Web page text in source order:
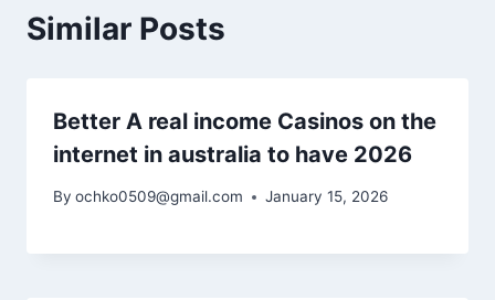
Similar Posts
Better A real income Casinos on the
internet in australia to have 2026
By ochko0509@gmail.com January 15, 2026